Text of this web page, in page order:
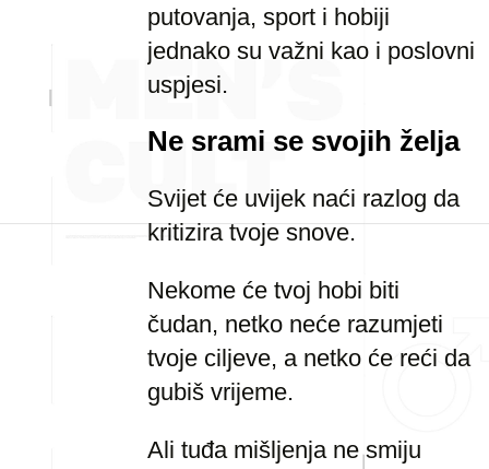
putovanja, sport i hobiji
jednako su važni kao i poslovni
uspjesi.
Ne srami se svojih želja
Svijet će uvijek naći razlog da
kritizira tvoje snove.
Nekome će tvoj hobi biti
čudan, netko neće razumjeti
tvoje ciljeve, a netko će reći da
gubiš vrijeme.
Ali tuđa mišljenja ne smiju